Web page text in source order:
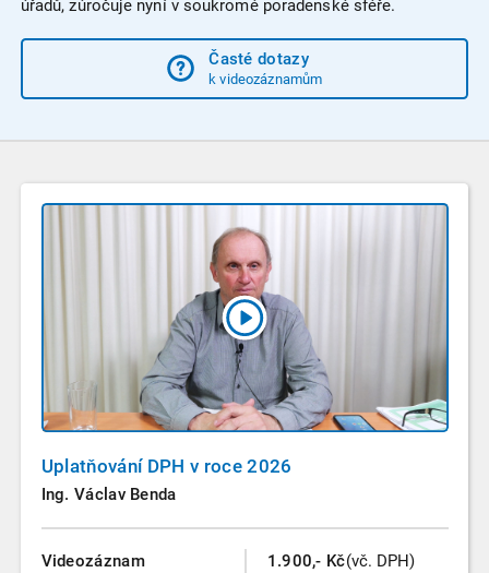
úřadů, zúročuje nyní v soukromé poradenské sféře.
Časté dotazy
k videozáznamům
Uplatňování DPH v roce 2026
Ing. Václav Benda
Videozáznam
1.900,- Kč(vč. DPH)